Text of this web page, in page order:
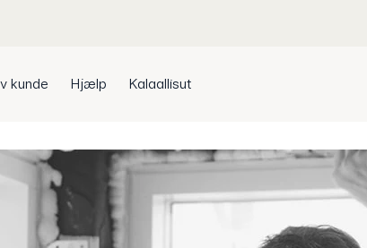
kunde Hjælp Kalaallisut